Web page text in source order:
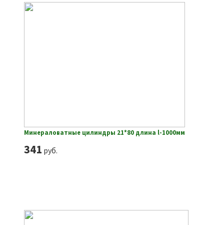
Минераловатные цилиндры 21*80 длина l-1000мм
341 руб.